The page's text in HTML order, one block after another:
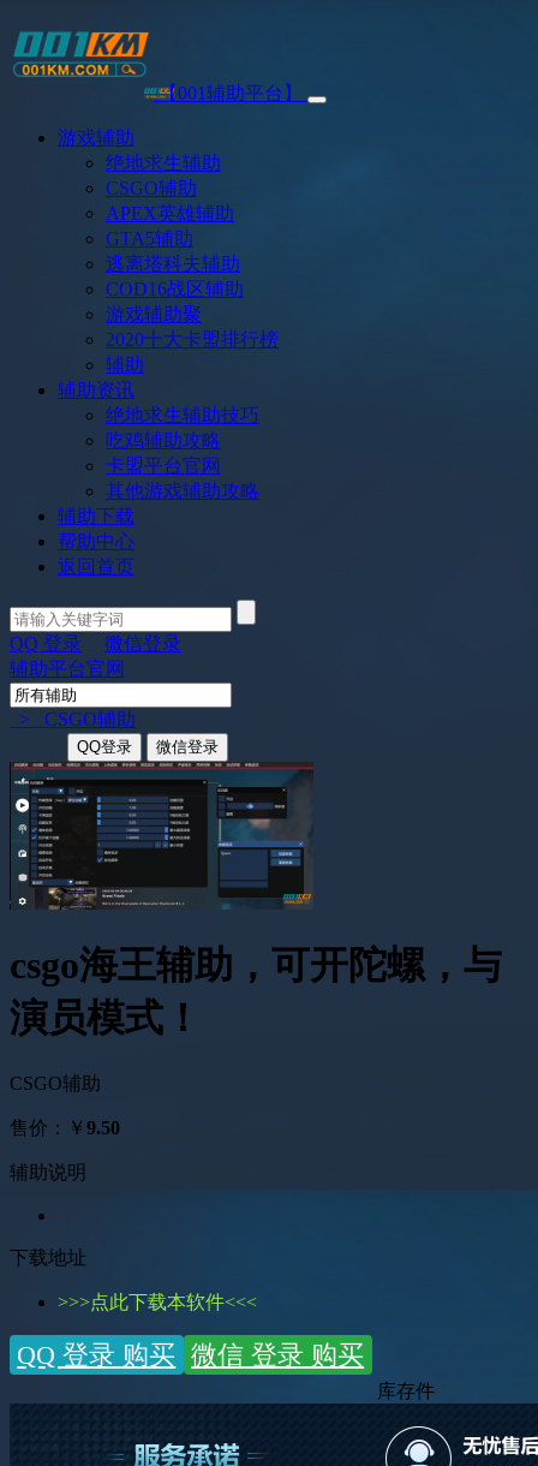
【001辅助平台】
游戏辅助
绝地求生辅助
CSGO辅助
APEX英雄辅助
GTA5辅助
逃离塔科夫辅助
COD16战区辅助
游戏辅助聚
2020十大卡盟排行榜
辅助
辅助资讯
绝地求生辅助技巧
吃鸡辅助攻略
卡盟平台官网
其他游戏辅助攻略
辅助下载
帮助中心
返回首页
QQ 登录
微信登录
辅助平台官网
> CSGO辅助
QQ登录 微信登录
csgo海王辅助，可开陀螺，与
演员模式！
CSGO辅助
售价 ：￥ 9.50
辅助说明
下载地址
>>>点此下载本软件<<<
QQ 登录 购买 微信 登录 购买
库存件